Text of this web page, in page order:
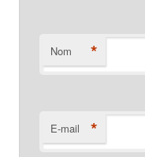
Nom *
E-mail *